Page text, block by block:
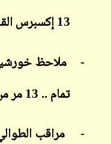
13 إكسبرس القاهرة)".
-
تمام .. 13 مر من عندي 14:12".
-
مراقب